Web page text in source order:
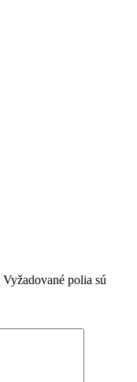
Vyžadované polia sú